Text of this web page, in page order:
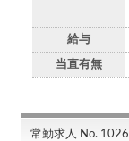
給与
当直有無
常勤求人 No.